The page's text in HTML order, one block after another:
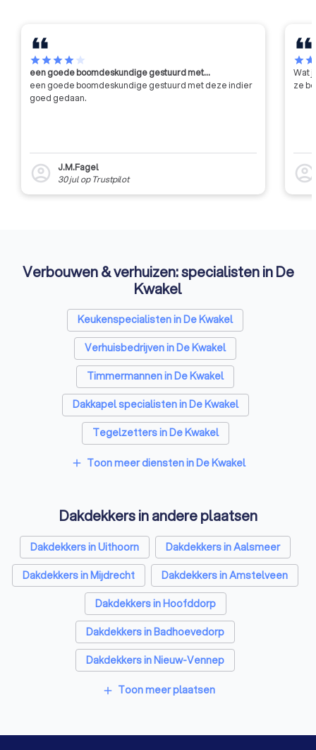
starstarstarstarstar
een goede boomdeskundige gestuurd met…
een goede boomdeskundige gestuurd met deze indier
goed gedaan.
account_circle
J.M.Fagel
30 julop Trustpilot
starstar
Wat
ze
account_circle
Verbouwen & verhuizen: specialisten in De
Kwakel
Keukenspecialisten in De Kwakel
Verhuisbedrijven in De Kwakel
Timmermannen in De Kwakel
Dakkapel specialisten in De Kwakel
Tegelzetters in De Kwakel
Sloopbedrijven in De Kwakel
Bouwkundige keurders in De Kwakel
Opslagruimtes in De Kwakel
Metselaars in De Kwakel
add Toon meer diensten in De Kwakel
Dakdekkers in andere plaatsen
Dakdekkers in Uithoorn
Dakdekkers in Aalsmeer
Dakdekkers in Mijdrecht
Dakdekkers in Amstelveen
Dakdekkers in Hoofddorp
Dakdekkers in Badhoevedorp
Dakdekkers in Nieuw-Vennep
Dakdekkers in Alphen aan den Rijn
add Toon meer plaatsen